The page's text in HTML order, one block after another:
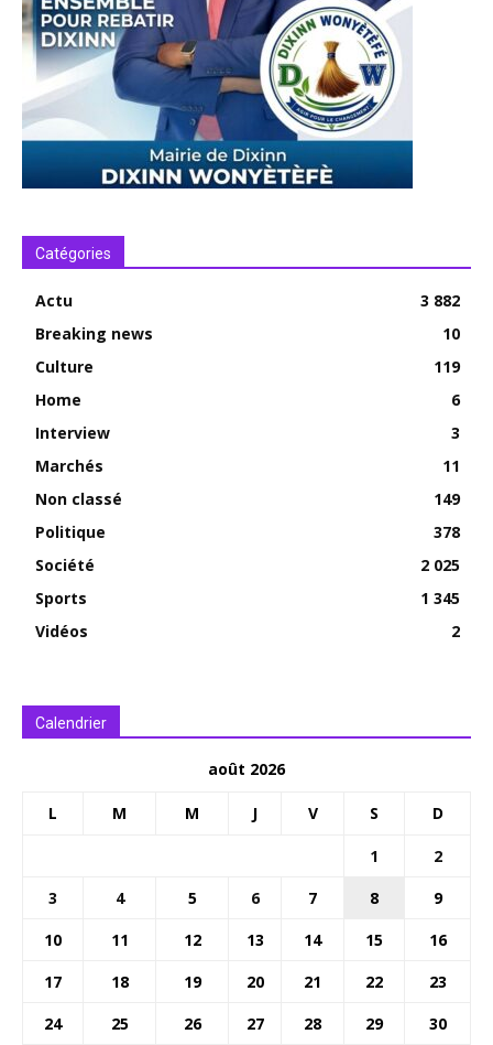
Catégories
Actu
3 882
Breaking news
10
Culture
119
Home
6
Interview
3
Marchés
11
Non classé
149
Politique
378
Société
2 025
Sports
1 345
Vidéos
2
Calendrier
août 2026
L M M J V S D
1
2
3
4 5 6 7 8
9
10
11 12 13 14 15
16
17
18 19 20 21 22
23
24
25 26 27 28 29
30